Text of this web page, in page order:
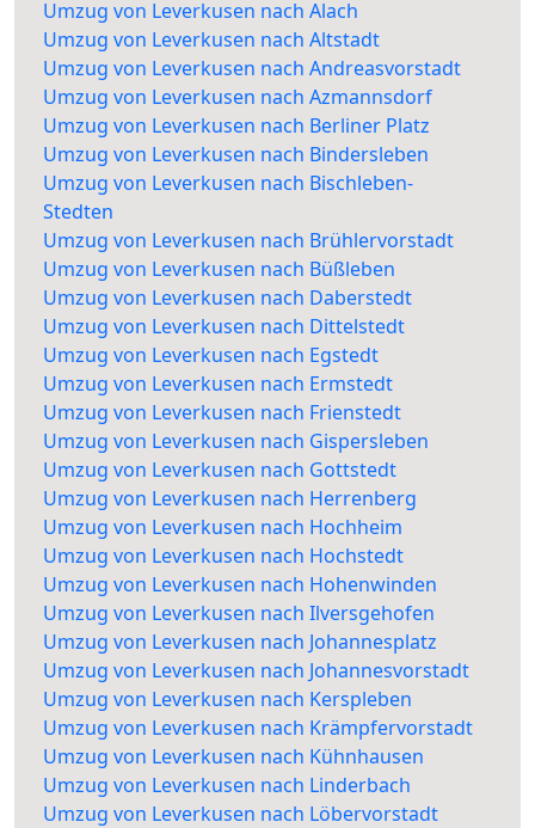
Umzug von Leverkusen nach Alach
Umzug von Leverkusen nach Altstadt
Umzug von Leverkusen nach Andreasvorstadt
Umzug von Leverkusen nach Azmannsdorf
Umzug von Leverkusen nach Berliner Platz
Umzug von Leverkusen nach Bindersleben
Umzug von Leverkusen nach Bischleben-
Stedten
Umzug von Leverkusen nach Brühlervorstadt
Umzug von Leverkusen nach Büßleben
Umzug von Leverkusen nach Daberstedt
Umzug von Leverkusen nach Dittelstedt
Umzug von Leverkusen nach Egstedt
Umzug von Leverkusen nach Ermstedt
Umzug von Leverkusen nach Frienstedt
Umzug von Leverkusen nach Gispersleben
Umzug von Leverkusen nach Gottstedt
Umzug von Leverkusen nach Herrenberg
Umzug von Leverkusen nach Hochheim
Umzug von Leverkusen nach Hochstedt
Umzug von Leverkusen nach Hohenwinden
Umzug von Leverkusen nach Ilversgehofen
Umzug von Leverkusen nach Johannesplatz
Umzug von Leverkusen nach Johannesvorstadt
Umzug von Leverkusen nach Kerspleben
Umzug von Leverkusen nach Krämpfervorstadt
Umzug von Leverkusen nach Kühnhausen
Umzug von Leverkusen nach Linderbach
Umzug von Leverkusen nach Löbervorstadt